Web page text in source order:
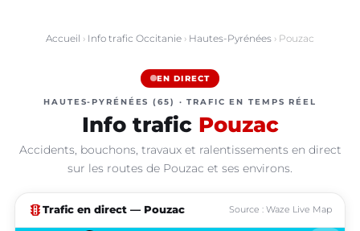
Accueil › Info trafic Occitanie › Hautes-Pyrénées › Pouzac
EN DIRECT
HAUTES-PYRÉNÉES (65) · TRAFIC EN TEMPS RÉEL
Info trafic Pouzac
Accidents, bouchons, travaux et ralentissements en direct
sur les routes de Pouzac et ses environs.
traffic Trafic en direct — Pouzac Source : Waze Live Map